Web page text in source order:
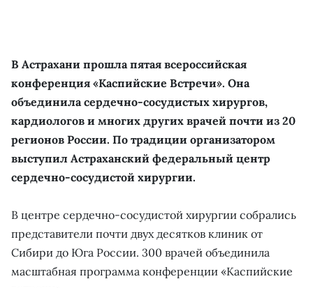
В Астрахани прошла пятая всероссийская
конференция «Каспийские Встречи». Она
объединила сердечно-сосудистых хирургов,
кардиологов и многих других врачей почти из 20
регионов России. По традиции организатором
выступил Астраханский федеральный центр
сердечно-сосудистой хирургии.
В центре сердечно-сосудистой хирургии собрались
представители почти двух десятков клиник от
Сибири до Юга России. 300 врачей объединила
масштабная программа конференции «Каспийские